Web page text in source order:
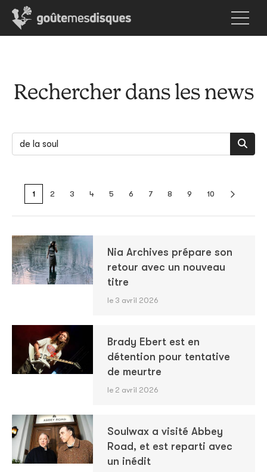
Rechercher dans les news
1 2 3 4 5 6 7 8 9 10
Nia Archives prépare son
retour avec un nouveau
titre
le 3 avril 2026
Brady Ebert est en
détention pour tentative
de meurtre
le 2 avril 2026
Soulwax a visité Abbey
Road, et est reparti avec
un inédit